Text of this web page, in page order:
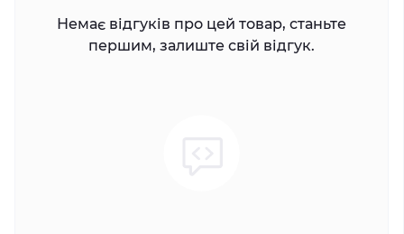
Немає відгуків про цей товар, станьте
першим, залиште свій відгук.